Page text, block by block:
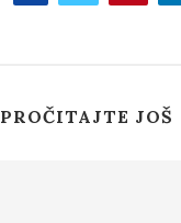
PROČITAJTE JOŠ